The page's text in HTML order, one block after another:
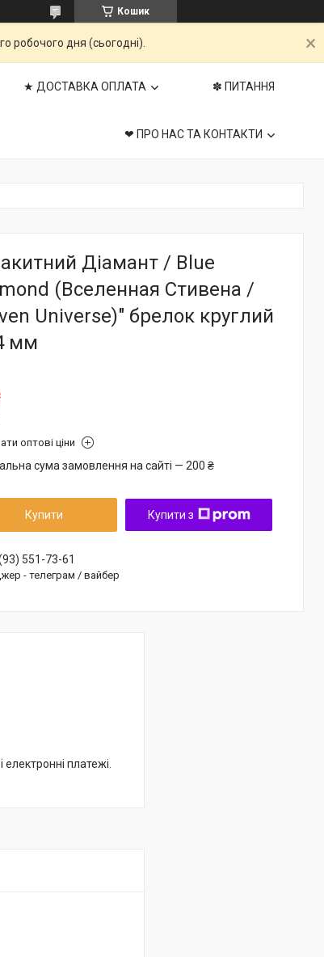
Кошик
робочого дня (сьогодні).
★ ДОСТАВКА ОПЛАТА ✽ ПИТАННЯ
❤ ПРО НАС ТА КОНТАКТИ
Діамант / Blue
(Вселенная Стивена /
Universe)" брелок круглий
мм
оптові ціни
сума замовлення на сайті — 200 ₴
Купити Купити з
551-73-61
- телеграм / вайбер
електронні платежі.